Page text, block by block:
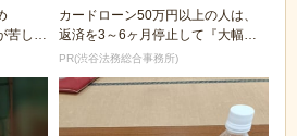
しが
カードローン50万円以上の人は、
返済を3～6ヶ月停止して『大幅に
減額してから返済...
PR(渋谷法務総合事務所)